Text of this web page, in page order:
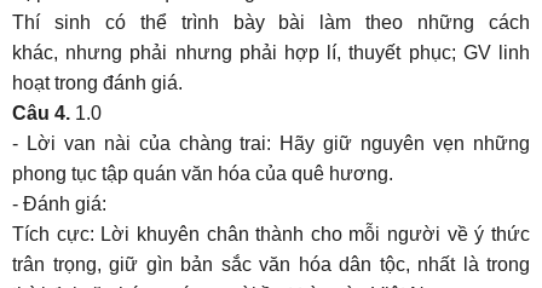
Thí sinh có thể trình bày bài làm theo những cách
khác, nhưng phải nhưng phải hợp lí, thuyết phục; GV linh
hoạt trong đánh giá.
Câu 4. 1.0
- Lời van nài của chàng trai: Hãy giữ nguyên vẹn những
phong tục tập quán văn hóa của quê hương.
- Đánh giá:
Tích cực: Lời khuyên chân thành cho mỗi người về ý thức
trân trọng, giữ gìn bản sắc văn hóa dân tộc, nhất là trong